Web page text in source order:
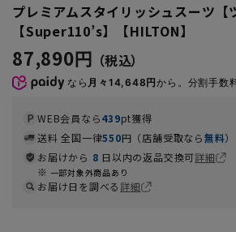
プレミアムスタイリッシュスーツ【
【Super110’s】【HILTON】
87,890円
なら 月々14,648円から。分割手数
WEB会員なら439pt獲得
送料 全国一律550円（店舗受取なら無料）
お届けから 8 日以内の返品交換可詳細
一部対象外商品あり
お届け日を調べる詳細